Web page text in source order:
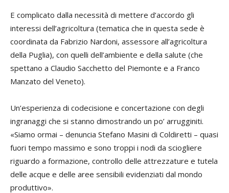
E complicato dalla necessità di mettere d’accordo gli
interessi dell’agricoltura (tematica che in questa sede è
coordinata da Fabrizio Nardoni, assessore all’agricoltura
della Puglia), con quelli dell’ambiente e della salute (che
spettano a Claudio Sacchetto del Piemonte e a Franco
Manzato del Veneto).
Un’esperienza di codecisione e concertazione con degli
ingranaggi che si stanno dimostrando un po’ arrugginiti.
«Siamo ormai – denuncia Stefano Masini di Coldiretti – quasi
fuori tempo massimo e sono troppi i nodi da sciogliere
riguardo a formazione, controllo delle attrezzature e tutela
delle acque e delle aree sensibili evidenziati dal mondo
produttivo».